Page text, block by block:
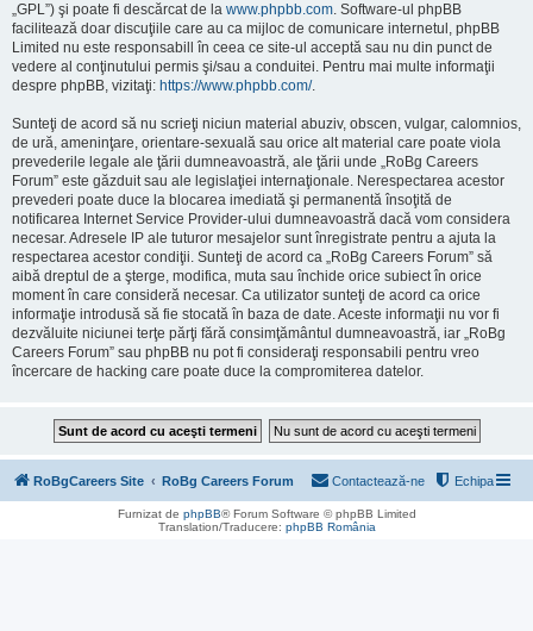
„GPL”) şi poate fi descărcat de la www.phpbb.com. Software-ul phpBB
facilitează doar discuţiile care au ca mijloc de comunicare internetul, phpBB
Limited nu este responsabill în ceea ce site-ul acceptă sau nu din punct de
vedere al conţinutului permis şi/sau a conduitei. Pentru mai multe informaţii
despre phpBB, vizitaţi: https://www.phpbb.com/.
Sunteţi de acord să nu scrieţi niciun material abuziv, obscen, vulgar, calomnios,
de ură, ameninţare, orientare-sexuală sau orice alt material care poate viola
prevederile legale ale ţării dumneavoastră, ale ţării unde „RoBg Careers
Forum” este găzduit sau ale legislaţiei internaţionale. Nerespectarea acestor
prevederi poate duce la blocarea imediată şi permanentă însoţită de
notificarea Internet Service Provider-ului dumneavoastră dacă vom considera
necesar. Adresele IP ale tuturor mesajelor sunt înregistrate pentru a ajuta la
respectarea acestor condiţii. Sunteţi de acord ca „RoBg Careers Forum” să
aibă dreptul de a şterge, modifica, muta sau închide orice subiect în orice
moment în care consideră necesar. Ca utilizator sunteţi de acord ca orice
informaţie introdusă să fie stocată în baza de date. Aceste informaţii nu vor fi
dezvăluite niciunei terţe părţi fără consimţământul dumneavoastră, iar „RoBg
Careers Forum” sau phpBB nu pot fi consideraţi responsabili pentru vreo
încercare de hacking care poate duce la compromiterea datelor.
RoBgCareers Site RoBg Careers Forum Echipa
Contactează-ne
Furnizat de phpBB® Forum Software © phpBB Limited
Translation/Traducere: phpBB România